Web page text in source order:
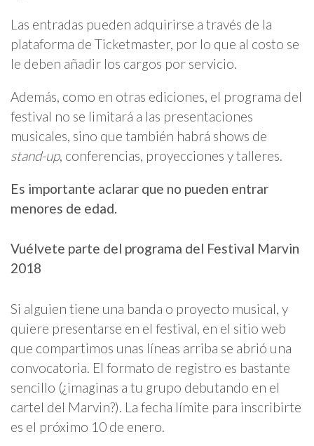
Las entradas pueden adquirirse a través de la
plataforma de Ticketmaster, por lo que al costo se
le deben añadir los cargos por servicio.
Además, como en otras ediciones, el programa del
festival no se limitará a las presentaciones
musicales, sino que también habrá shows de
stand-up, conferencias, proyecciones y talleres.
Es importante aclarar que no pueden entrar
menores de edad.
Vuélvete parte del programa del Festival Marvin
2018
Si alguien tiene una banda o proyecto musical, y
quiere presentarse en el festival, en el sitio web
que compartimos unas líneas arriba se abrió una
convocatoria. El formato de registro es bastante
sencillo (¿imaginas a tu grupo debutando en el
cartel del Marvin?). La fecha límite para inscribirte
es el próximo 10 de enero.